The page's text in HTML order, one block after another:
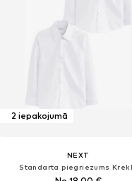
2 iepakojumā
NEXT
Standarta piegriezums